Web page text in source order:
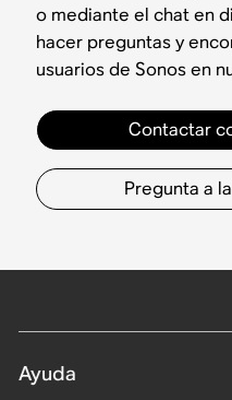
o mediante el chat en
hacer preguntas y
usuarios de Sonos en
Contactar
Pregunta a
Ayuda